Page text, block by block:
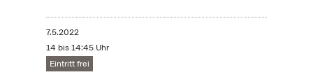
7.5.2022
14 bis 14:45 Uhr
Eintritt frei